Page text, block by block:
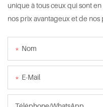
unique à tous ceux qui sont
nos prix avantageux et de
Nom
E-Mail